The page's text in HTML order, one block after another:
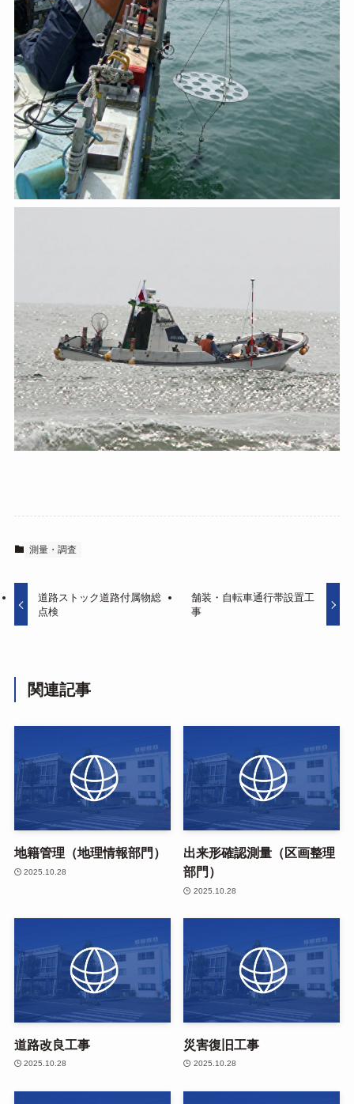
測量・調査
道路ストック道路付属物総
点検
舗装・自転車通行帯設置工
事
関連記事
地籍管理（地理情報部門）
2025.10.28
出来形確認測量（区画整理
部門）
2025.10.28
道路改良工事
2025.10.28
災害復旧工事
2025.10.28